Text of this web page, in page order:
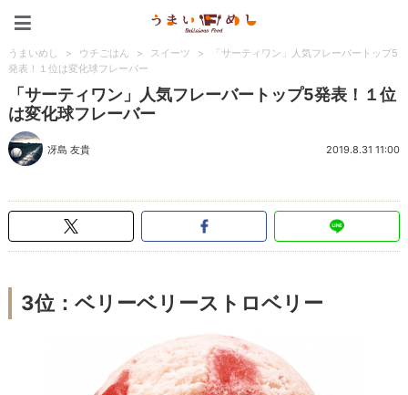
うまいめし > ウチごはん > スイーツ >
「サーティワン」人気フレーバートップ5
発表！１位は変化球フレーバー
「サーティワン」人気フレーバートップ5発表！１位
は変化球フレーバー
冴島 友貴 2019.8.31 11:00
3位：ベリーベリーストロベリー